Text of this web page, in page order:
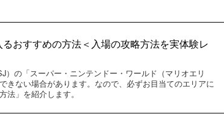
るおすすめの方法＜入場の攻略方法を実体験レ
）の「スーパー・ニンテンドー・ワールド（マリオエリ
きない場合があります。なので、必ずお目当てのエリアに
法」を紹介します。